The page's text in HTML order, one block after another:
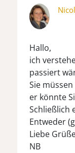
Hallo,
ich
passiert
Sie
er könnte
Schließlich
Entweder
Liebe
NB